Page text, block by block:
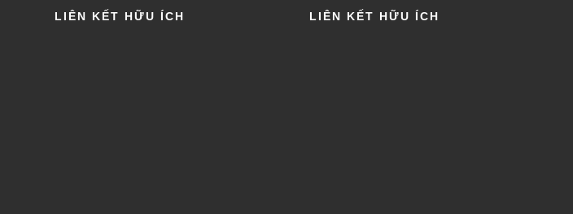
LIÊN KẾT HỮU ÍCH LIÊN KẾT HỮU ÍCH